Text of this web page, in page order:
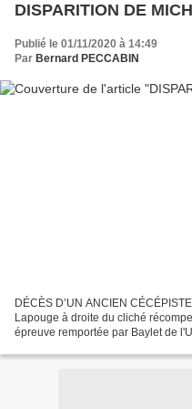
DISPARITION DE
Publié le 01/11/2020 à 14:49
Par Bernard PECCABIN
DÉCÈS D’UN ANCIEN
Lapouge à droite du cliché
épreuve remportée par Baylet de